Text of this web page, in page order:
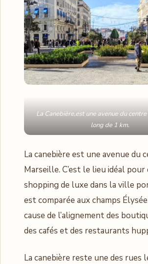
La Canebière,est une avenue du
long de 1 km.
La canebière est une avenue du
Marseille. C’est le lieu idéal
shopping de luxe dans la ville
est comparée aux champs Élysée
cause de l’alignement des
des cafés et des restaurants
La canebière reste une des rues